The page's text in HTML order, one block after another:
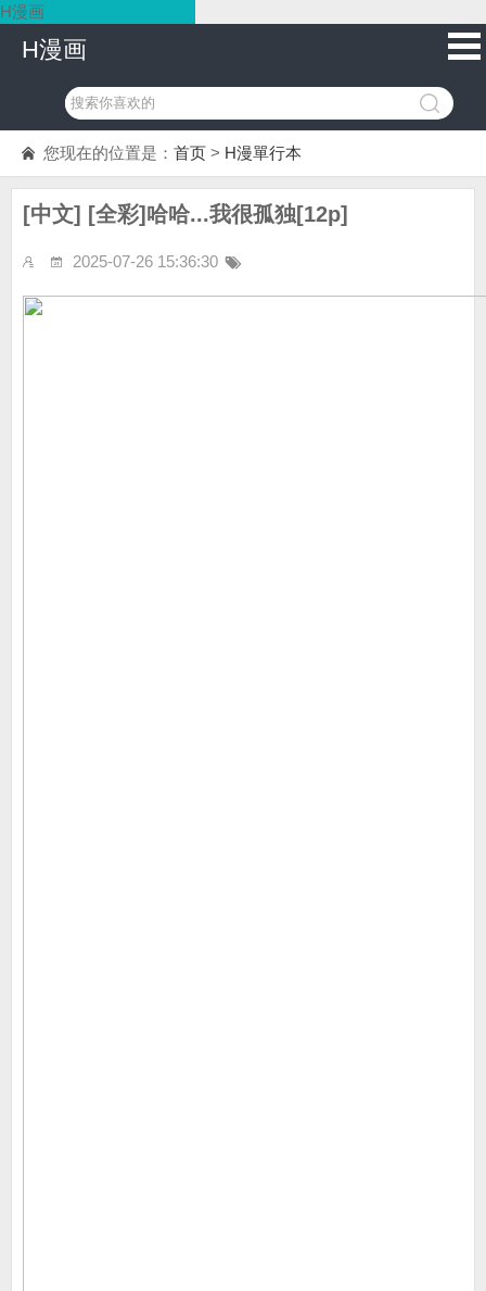
H漫画
H漫画
您现在的位置是： 首页 > H漫單行本
[中文] [全彩]哈哈...我很孤独[12p]
2025-07-26 15:36:30